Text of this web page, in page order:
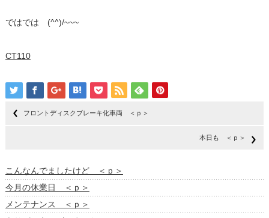
ではでは (^^)/~~~
CT110
フロントディスクブレーキ化車両 ＜ｐ＞
本日も ＜ｐ＞
こんなんでましたけど ＜ｐ＞
今月の休業日 ＜ｐ＞
メンテナンス ＜ｐ＞